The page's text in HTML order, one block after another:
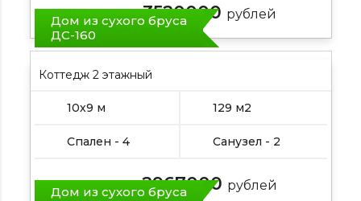
Цена от: 3520000 рублей
Дом из сухого бруса
ДС-160
Коттедж 2 этажный
10х9 м 129 м2
Спален - 4 Санузел - 2
Цена от: 2967000 рублей
Дом из сухого бруса